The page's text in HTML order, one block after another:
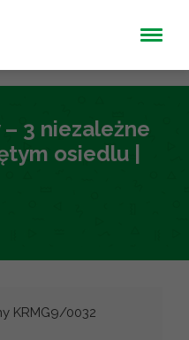
– 3 niezależne
osiedlu |
KRMG9/0032